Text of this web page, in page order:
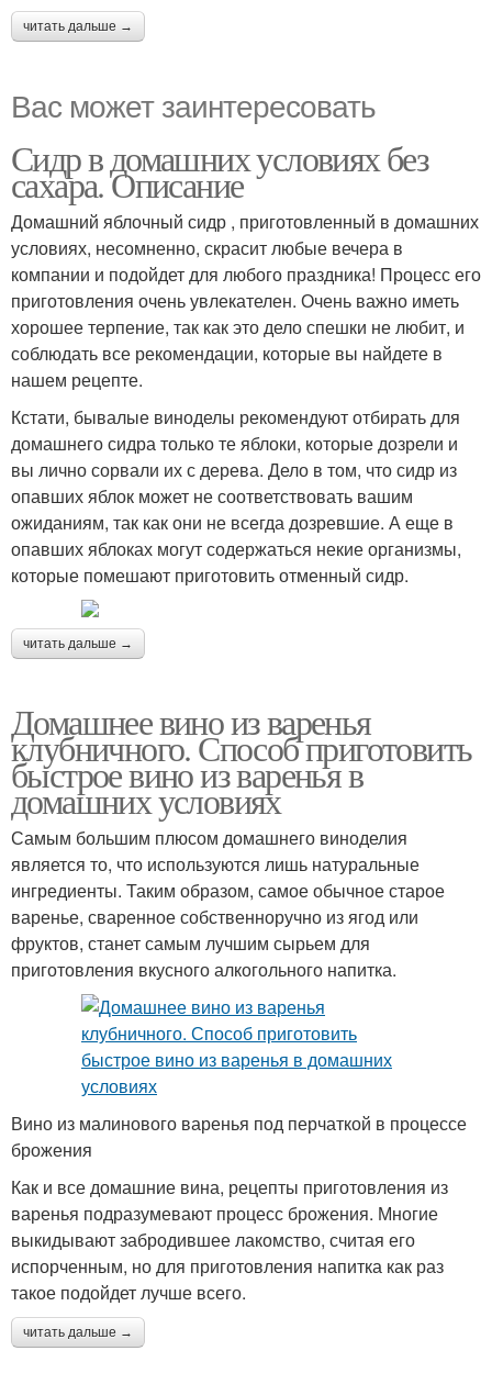
Ароматное вино
читать дальше →
Вас может заинтересовать
Сидр в домашних условиях без
сахара. Описание
Домашний яблочный сидр , приготовленный в домашних
условиях, несомненно, скрасит любые вечера в
компании и подойдет для любого праздника! Процесс его
приготовления очень увлекателен. Очень важно иметь
хорошее терпение, так как это дело спешки не любит, и
соблюдать все рекомендации, которые вы найдете в
нашем рецепте.
Кстати, бывалые виноделы рекомендуют отбирать для
домашнего сидра только те яблоки, которые дозрели и
вы лично сорвали их с дерева. Дело в том, что сидр из
опавших яблок может не соответствовать вашим
ожиданиям, так как они не всегда дозревшие. А еще в
опавших яблоках могут содержаться некие организмы,
которые помешают приготовить отменный сидр.
читать дальше →
Домашнее вино из варенья
клубничного. Способ приготовить
быстрое вино из варенья в
домашних условиях
Самым большим плюсом домашнего виноделия
является то, что используются лишь натуральные
ингредиенты. Таким образом, самое обычное старое
варенье, сваренное собственноручно из ягод или
фруктов, станет самым лучшим сырьем для
приготовления вкусного алкогольного напитка.
Вино из малинового варенья под перчаткой в процессе
брожения
Как и все домашние вина, рецепты приготовления из
варенья подразумевают процесс брожения. Многие
выкидывают забродившее лакомство, считая его
испорченным, но для приготовления напитка как раз
такое подойдет лучше всего.
читать дальше →